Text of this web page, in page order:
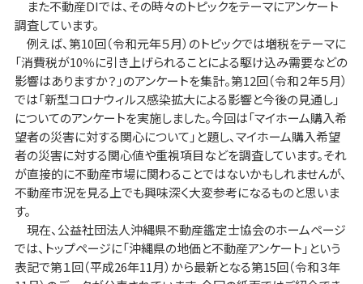
また不動産DIでは、その時々のトピックをテーマにアンケート
調査しています。
例えば、第10回（令和元年５月）のトピックでは増税をテーマに
「消費税が10％に引き上げられることによる駆け込み需要などの
影響はありますか？」のアンケートを集計。第12回（令和２年５月）
では「新型コロナウィルス感染拡大による影響と今後の見通し」
についてのアンケートを実施しました。今回は「マイホーム購入希
望者の災害に対する関心について」と題し、マイホーム購入希望
者の災害に対する関心値や重視項目などを調査しています。それ
が直接的に不動産市場に関わることではないかもしれませんが、
不動産市況を見る上でも興味深く大変参考になるものと思いま
す。
現在、公益社団法人沖縄県不動産鑑定士協会のホームページ
では、トップページに「沖縄県の地価と不動産アンケート」という
表記で第１回（平成26年11月）から最新となる第15回（令和３年